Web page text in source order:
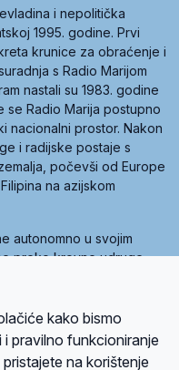
i nepolitička
1995. godine. Prvi
krunice za obraćenje i
s Radio Marijom
nastali su 1983. godine
se Radio Marija postupno
nacionalni prostor. Nakon
i radijske postaje s
počevši od Europe
na azijskom
autonomno u svojim
preko krovne udruge
je sedam članica, među
kako bismo
pravilno funkcioniranje
na korištenje